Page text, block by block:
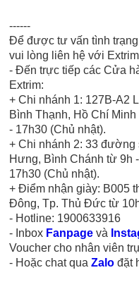
------
Để được tư vấn tình
vui lòng liên hệ với
- Đến trực tiếp các Cửa
Extrim:
+ Chi nhánh 1: 127B-A2
Bình Thạnh, Hồ Chí
- 17h30 (Chủ nhật).
+ Chi nhánh 2: 33
Hưng, Bình Chánh từ 9h
17h30 (Chủ nhật).
+ Điểm nhận giày: B005
Đông, Tp. Thủ Đức từ
- Hotline: 1900633916
- Inbox Fanpage và
Voucher cho nhân viên
- Hoặc chat quaZalo đặt